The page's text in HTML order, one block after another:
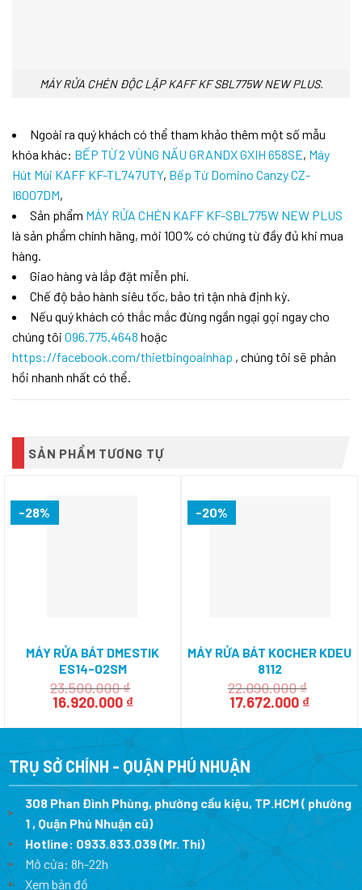
MÁY RỬA CHÉN ĐỘC LẬP KAFF KF SBL775W NEW PLUS.
Ngoài ra quý khách có thể tham khảo thêm một số mẫu
khóa khác: BẾP TỪ 2 VÙNG NẤU GRANDX GXIH 658SE, Máy
Hút Mùi KAFF KF-TL747UTY, Bếp Từ Domino Canzy CZ-
I6007DM,
Sản phẩm MÁY RỬA CHÉN KAFF KF-SBL775W NEW PLUS
là sản phẩm chính hãng, mới 100% có chứng từ đầy đủ khi mua
hàng.
Giao hàng và lắp đặt miễn phí.
Chế độ bảo hành siêu tốc, bảo trì tận nhà định kỳ.
Nếu quý khách có thắc mắc đừng ngần ngại gọi ngay cho
chúng tôi 096.775.4648 hoặc
https://facebook.com/thietbingoainhap , chúng tôi sẽ phản
hồi nhanh nhất có thể.
SẢN PHẨM TƯƠNG TỰ
-28%
MÁY RỬA BÁT DMESTIK
ES14-02SM
23.500.000₫
Giá
là:
16.920.000 ₫Giá
tại
16.920.000 ₫.
-20%
MÁY RỬA BÁT KOCHER KDEU
8112
22.090.000₫
Giá
là:
17.672.000 ₫Giá
tại
TRỤ SỞ CHÍNH - QUẬN PHÚ NHUẬN
308 Phan Đình Phùng, phường cầu kiệu, TP.HCM ( phường
1 , Quận Phú Nhuận cũ)
Hotline: 0933.833.039(Mr. Thi)
Mở cửa: 8h-22h
Xem bản đồ